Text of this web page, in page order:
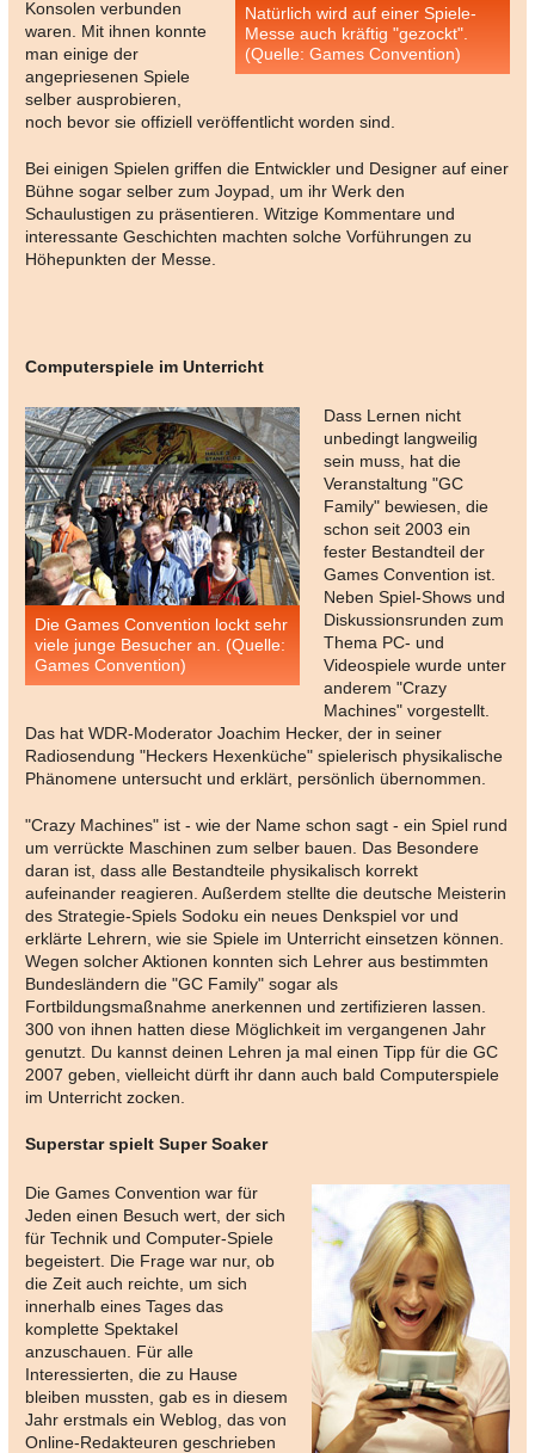
Natürlich wird auf einer Spiele-
Messe auch kräftig "gezockt".
(Quelle: Games Convention)
Konsolen verbunden
waren. Mit ihnen konnte
man einige der
angepriesenen Spiele
selber ausprobieren,
noch bevor sie offiziell veröffentlicht worden sind.
Bei einigen Spielen griffen die Entwickler und Designer auf einer
Bühne sogar selber zum Joypad, um ihr Werk den
Schaulustigen zu präsentieren. Witzige Kommentare und
interessante Geschichten machten solche Vorführungen zu
Höhepunkten der Messe.
Computerspiele im Unterricht
Die Games Convention lockt sehr
viele junge Besucher an. (Quelle:
Games Convention)
Dass Lernen nicht
unbedingt langweilig
sein muss, hat die
Veranstaltung "GC
Family" bewiesen, die
schon seit 2003 ein
fester Bestandteil der
Games Convention ist.
Neben Spiel-Shows und
Diskussionsrunden zum
Thema PC- und
Videospiele wurde unter
anderem "Crazy
Machines" vorgestellt.
Das hat WDR-Moderator Joachim Hecker, der in seiner
Radiosendung "Heckers Hexenküche" spielerisch physikalische
Phänomene untersucht und erklärt, persönlich übernommen.
"Crazy Machines" ist - wie der Name schon sagt - ein Spiel rund
um verrückte Maschinen zum selber bauen. Das Besondere
daran ist, dass alle Bestandteile physikalisch korrekt
aufeinander reagieren. Außerdem stellte die deutsche Meisterin
des Strategie-Spiels Sodoku ein neues Denkspiel vor und
erklärte Lehrern, wie sie Spiele im Unterricht einsetzen können.
Wegen solcher Aktionen konnten sich Lehrer aus bestimmten
Bundesländern die "GC Family" sogar als
Fortbildungsmaßnahme anerkennen und zertifizieren lassen.
300 von ihnen hatten diese Möglichkeit im vergangenen Jahr
genutzt. Du kannst deinen Lehren ja mal einen Tipp für die GC
2007 geben, vielleicht dürft ihr dann auch bald Computerspiele
im Unterricht zocken.
Superstar spielt Super Soaker
Die Games Convention war für
Jeden einen Besuch wert, der sich
für Technik und Computer-Spiele
begeistert. Die Frage war nur, ob
die Zeit auch reichte, um sich
innerhalb eines Tages das
komplette Spektakel
anzuschauen. Für alle
Interessierten, die zu Hause
bleiben mussten, gab es in diesem
Jahr erstmals ein Weblog, das von
Online-Redakteuren geschrieben